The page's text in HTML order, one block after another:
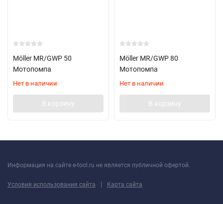
Möller MR/GWP 50
Мотопомпа
Нет в наличии
В корзину
Möller MR/GWP 80
Мотопомпа
Нет в наличии
В корзину
Информация на сайте e-tool.ru не является публичной офертой.
Условия использования сайта | Карта сайта